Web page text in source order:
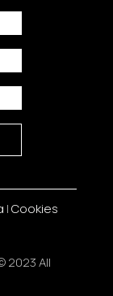
|Cookies
2023 All